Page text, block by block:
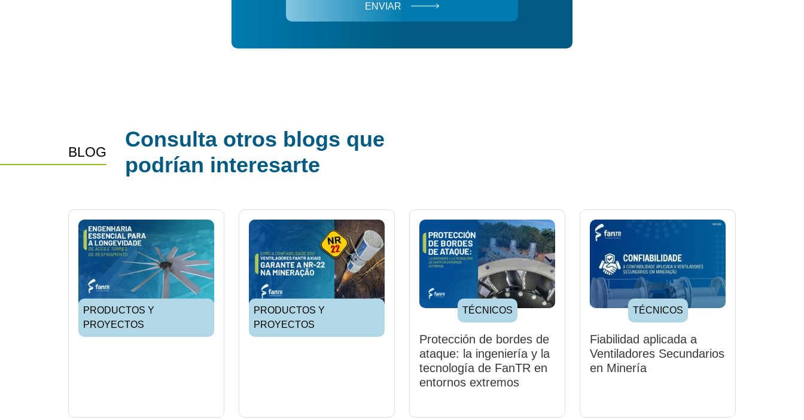
ENVIAR
BLOG
Consulta otros blogs que
podrían interesarte
PRODUCTOS Y
PROYECTOS
PRODUCTOS Y
PROYECTOS
TÉCNICOS
Protección de bordes de
ataque: la ingeniería y la
tecnología de FanTR en
entornos extremos
TÉCNICOS
Fiabilidad aplicada a
Ventiladores Secundarios
en Minería